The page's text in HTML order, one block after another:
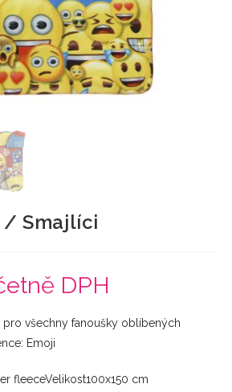
/ Smajlíci
DPH
pro všechny fanoušky oblíbených
Emoji
fleeceVelikost100x150 cm